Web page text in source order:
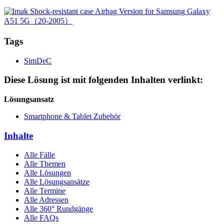
Tags
SimDeC
Diese Lösung ist mit folgenden Inhalten verlinkt:
Lösungsansatz
Smartphone & Tablet Zubehör
Inhalte
Alle Fälle
Alle Themen
Alle Lösungen
Alle Lösungsansätze
Alle Termine
Alle Adressen
Alle 360° Rundgänge
Alle FAQs